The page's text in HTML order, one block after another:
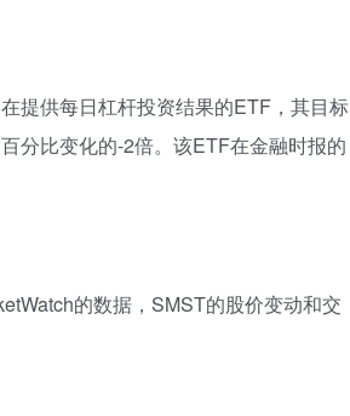
提供每日杠杆投资结果的ETF，其目标
分比变化的-2倍。该ETF在金融时报的
的数据，SMST的股价变动和交